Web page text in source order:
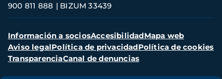
900 811 888
BIZUM 33439
Menú
secundario
Información a sociosAccesibilidadMapa web
Aviso legalPolítica de privacidadPolítica de cookies
TransparenciaCanal de denuncias